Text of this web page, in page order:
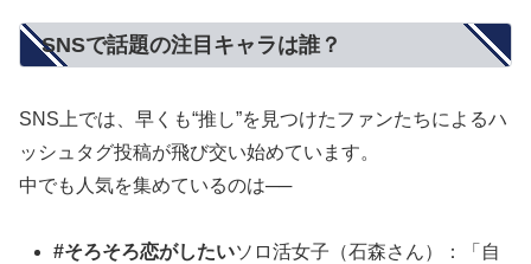
SNSで話題の注目キャラは誰？
SNS上では、早くも“推し”を見つけたファンたちによるハ
ッシュタグ投稿が飛び交い始めています。
中でも人気を集めているのは──
#そろそろ恋がしたいソロ活女子（石森さん）：「自